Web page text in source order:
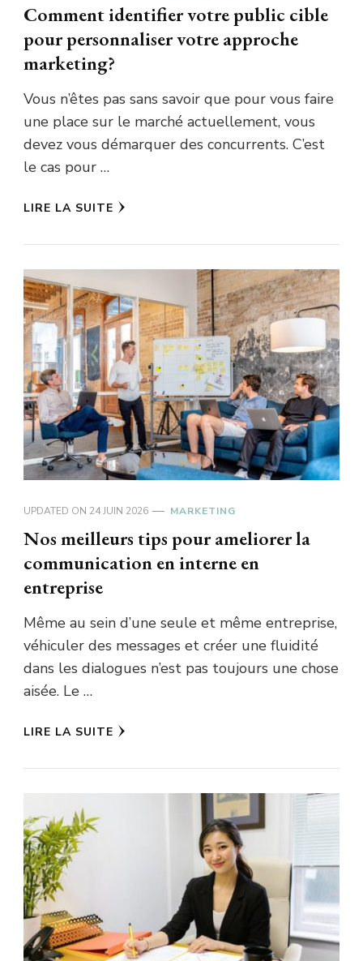
Comment identifier votre public cible
pour personnaliser votre approche
marketing?
Vous n’êtes pas sans savoir que pour vous faire
une place sur le marché actuellement, vous
devez vous démarquer des concurrents. C’est
le cas pour …
LIRE LA SUITE
UPDATED ON 24 JUIN 2026 MARKETING
Nos meilleurs tips pour ameliorer la
communication en interne en
entreprise
Même au sein d’une seule et même entreprise,
véhiculer des messages et créer une fluidité
dans les dialogues n’est pas toujours une chose
aisée. Le …
LIRE LA SUITE